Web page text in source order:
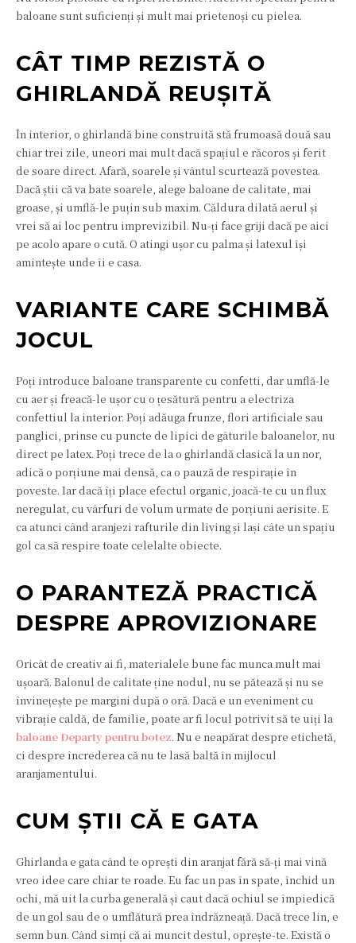
baloane sunt suficienți și mult mai prietenoși cu pielea.
CÂT TIMP REZISTĂ O
GHIRLANDĂ REUȘITĂ
În interior, o ghirlandă bine construită stă frumoasă două sau
chiar trei zile, uneori mai mult dacă spațiul e răcoros și ferit
de soare direct. Afară, soarele și vântul scurtează povestea.
Dacă știi că va bate soarele, alege baloane de calitate, mai
groase, și umflă-le puțin sub maxim. Căldura dilată aerul și
vrei să ai loc pentru imprevizibil. Nu-ți face griji dacă pe aici
pe acolo apare o cută. O atingi ușor cu palma și latexul își
amintește unde îi e casa.
VARIANTE CARE SCHIMBĂ
JOCUL
Poți introduce baloane transparente cu confetti, dar umflă-le
cu aer și freacă-le ușor cu o țesătură pentru a electriza
confettiul la interior. Poți adăuga frunze, flori artificiale sau
panglici, prinse cu puncte de lipici de gâturile baloanelor, nu
direct pe latex. Poți trece de la o ghirlandă clasică la un nor,
adică o porțiune mai densă, ca o pauză de respirație în
poveste. Iar dacă îți place efectul organic, joacă-te cu un flux
neregulat, cu vârfuri de volum urmate de porțiuni aerisite. E
ca atunci când aranjezi rafturile din living și lași câte un spațiu
gol ca să respire toate celelalte obiecte.
O PARANTEZĂ PRACTICĂ
DESPRE APROVIZIONARE
Oricât de creativ ai fi, materialele bune fac munca mult mai
ușoară. Balonul de calitate ține nodul, nu se pătează și nu se
învinețește pe margini după o oră. Dacă e un eveniment cu
vibrație caldă, de familie, poate ar fi locul potrivit să te uiți la
baloane Departy pentru botez. Nu e neapărat despre etichetă,
ci despre încrederea că nu te lasă baltă în mijlocul
aranjamentului.
CUM ȘTII CĂ E GATA
Ghirlanda e gata când te oprești din aranjat fără să-ți mai vină
vreo idee care chiar te roade. Eu fac un pas în spate, închid un
ochi, mă uit la curba generală și caut dacă ochiul se împiedică
de un gol sau de o umflătură prea îndrăzneață. Dacă trece lin, e
semn bun. Când simți că ai muncit destul, oprește-te. Există o